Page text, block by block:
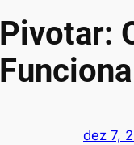
Pivotar:
dez 7,